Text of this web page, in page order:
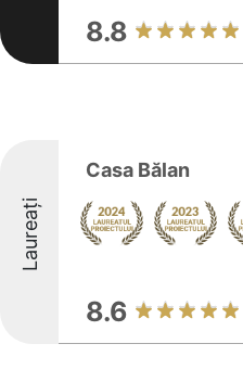
8.8
Laureați
Casa Bălan
8.6